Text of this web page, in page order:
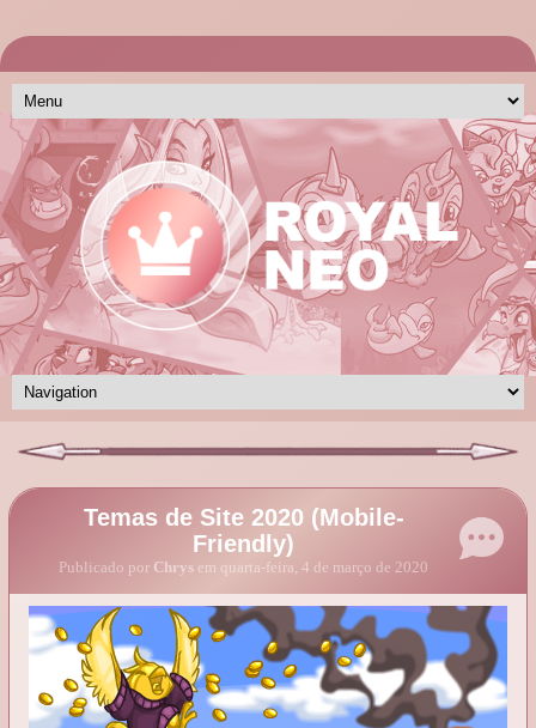
Temas de Site 2020 (Mobile-
Friendly)
Publicado por Chrys em quarta-feira, 4 de março de 2020